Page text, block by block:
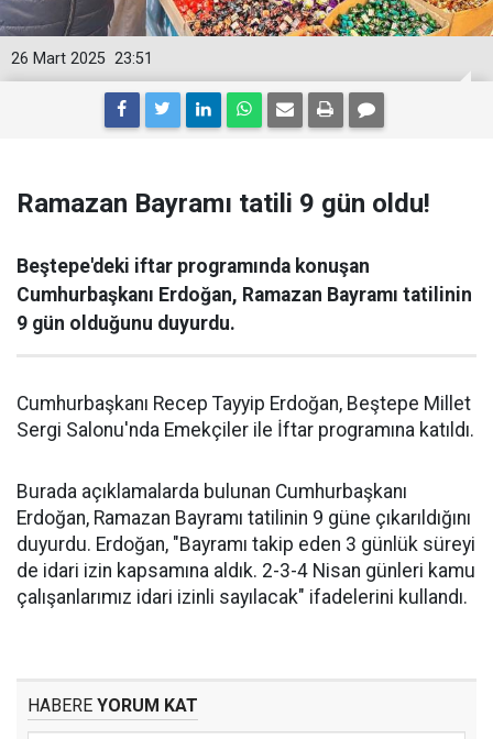
23:51
26 Mart 2025
Ramazan Bayramı tatili 9 gün oldu!
Beştepe'deki iftar programında konuşan
Cumhurbaşkanı Erdoğan, Ramazan Bayramı tatilinin
9 gün olduğunu duyurdu.
Cumhurbaşkanı Recep Tayyip Erdoğan, Beştepe Millet
Sergi Salonu'nda Emekçiler ile İftar programına katıldı.
Burada açıklamalarda bulunan Cumhurbaşkanı
Erdoğan, Ramazan Bayramı tatilinin 9 güne çıkarıldığını
duyurdu. Erdoğan, "Bayramı takip eden 3 günlük süreyi
de idari izin kapsamına aldık. 2-3-4 Nisan günleri kamu
çalışanlarımız idari izinli sayılacak" ifadelerini kullandı.
HABERE YORUM KAT